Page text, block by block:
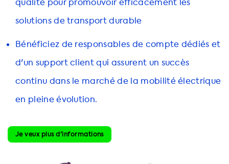
solutions de transport durable
Bénéficiez de responsables de compte dédiés et
d'un support client qui assurent un succès
continu dans le marché de la mobilité électrique
en pleine évolution.
Je veux plus d'informations